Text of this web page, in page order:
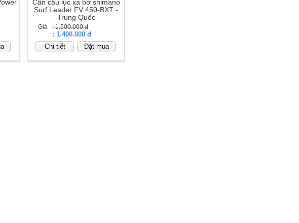
bỉ khi sử dụng.
Cần câu lục xa bờ shimano
Surf Leader FV 450-BXT -
Trung Quốc
Giá : 1.500.000 đ
: 1.400.000 đ
Chi tiết
Đặt mua